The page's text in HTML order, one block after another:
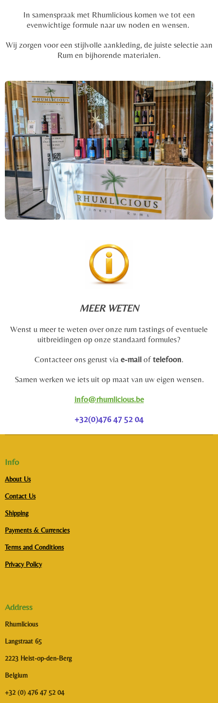
In samenspraak met Rhumlicious komen we tot een
evenwichtige formule naar uw noden en wensen.
Wij zorgen voor een stijlvolle aankleding, de juiste selectie aan
Rum en bijhorende materialen.
MEER WETEN
Wenst u meer te weten over onze rum tastings of eventuele
uitbreidingen op onze standaard formules?
Contacteer ons gerust via e-mail oftelefoon.
Samen werken we iets uit op maat van uw eigen wensen.
info@rhumlicious.be
+32(0)476 47 52 04
Info
About Us
Contact Us
Shipping
Payments & Currencies
Terms and Conditions
Privacy Policy
Address
Rhumlicious
Langstraat 65
2223 Heist-op-den-Berg
Belgium
+32 (0) 476 47 52 04